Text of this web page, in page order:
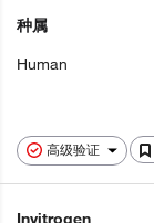
高级验证
种属
Human
Invitrogen